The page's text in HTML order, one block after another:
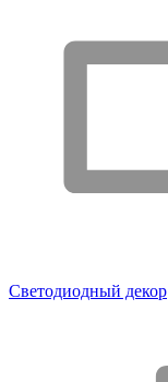
Светодиодный декор